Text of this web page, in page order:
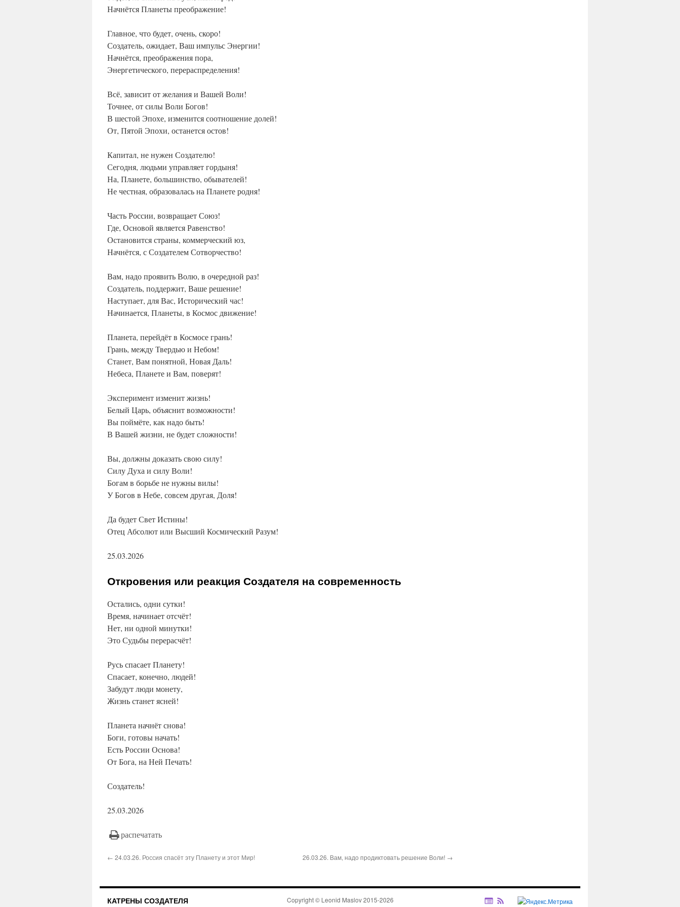
Начнётся Планеты преображение!
Главное, что будет, очень, скоро!
Создатель, ожидает, Ваш импульс Энергии!
Начнётся, преображения пора,
Энергетического, перераспределения!
Всё, зависит от желания и Вашей Воли!
Точнее, от силы Воли Богов!
В шестой Эпохе, изменится соотношение долей!
От, Пятой Эпохи, останется остов!
Капитал, не нужен Создателю!
Сегодня, людьми управляет гордыня!
На, Планете, большинство, обывателей!
Не честная, образовалась на Планете родня!
Часть России, возвращает Союз!
Где, Основой является Равенство!
Остановится страны, коммерческий юз,
Начнётся, с Создателем Сотворчество!
Вам, надо проявить Волю, в очередной раз!
Создатель, поддержит, Ваше решение!
Наступает, для Вас, Исторический час!
Начинается, Планеты, в Космос движение!
Планета, перейдёт в Космосе грань!
Грань, между Твердью и Небом!
Станет, Вам понятной, Новая Даль!
Небеса, Планете и Вам, поверят!
Эксперимент изменит жизнь!
Белый Царь, объяснит возможности!
Вы поймёте, как надо быть!
В Вашей жизни, не будет сложности!
Вы, должны доказать свою силу!
Силу Духа и силу Воли!
Богам в борьбе не нужны вилы!
У Богов в Небе, совсем другая, Доля!
Да будет Свет Истины!
Отец Абсолют или Высший Космический Разум!
25.03.2026
Откровения или реакция Создателя на современность
Остались, одни сутки!
Время, начинает отсчёт!
Нет, ни одной минутки!
Это Судьбы перерасчёт!
Русь спасает Планету!
Спасает, конечно, людей!
Забудут люди монету,
Жизнь станет ясней!
Планета начнёт снова!
Боги, готовы начать!
Есть России Основа!
От Бога, на Ней Печать!
Создатель!
25.03.2026
распечатать
← 24.03.26. Россия спасёт эту Планету и этот Мир! 26.03.26. Вам, надо продиктовать решение Воли! →
КАТРЕНЫ СОЗДАТЕЛЯ Copyright © Leonid Maslov2015-2026